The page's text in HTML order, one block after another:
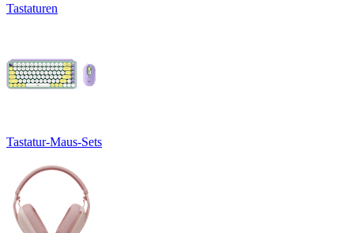
Tastaturen
Tastatur-Maus-Sets